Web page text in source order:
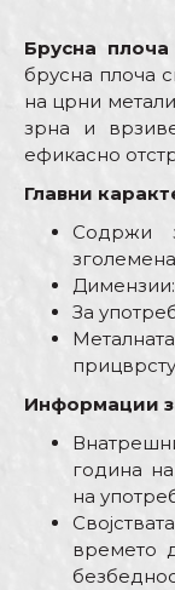
Брусна
брусна плоча
на црни
зрна и
ефикасно
Главни
Содржи
За
Информации
година
на
времето